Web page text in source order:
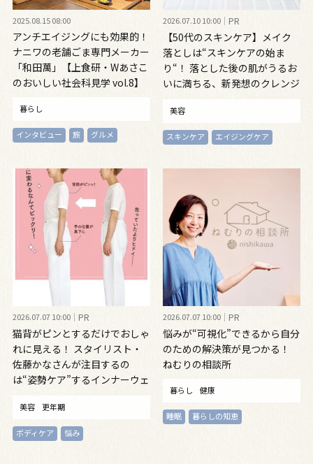
2025.08.15 08:00
アンチエイジングにも効果的！
ナニワの老舗ごま専門メーカー
「和田萬」【上食研・Wあさこ
のおいしい社会科見学 vol.8】
暮らし
インタビュー 旅 グルメ
2026.07.10 10:00 PR
【50代のスキンケア】メイク
落としは“スキンケアの始ま
り“！ 落とした後の肌がうるお
いに満ちる、新発想のクレンジ
美容
スキンケア エイジングケア
2026.07.07 10:00 PR
猫背がピンとするだけでおしゃ
れに見える！ スタイリスト・
佐藤かなさんが注目するの
は“姿勢ケア”するインナーウェ
美容 更年期
ボディケア 悩み
2026.07.07 10:00 PR
悩みが“可視化”できるから自分
のための解決策が見つかる！
ねむりの相談所
暮らし 健康
睡眠 暮らしの知恵